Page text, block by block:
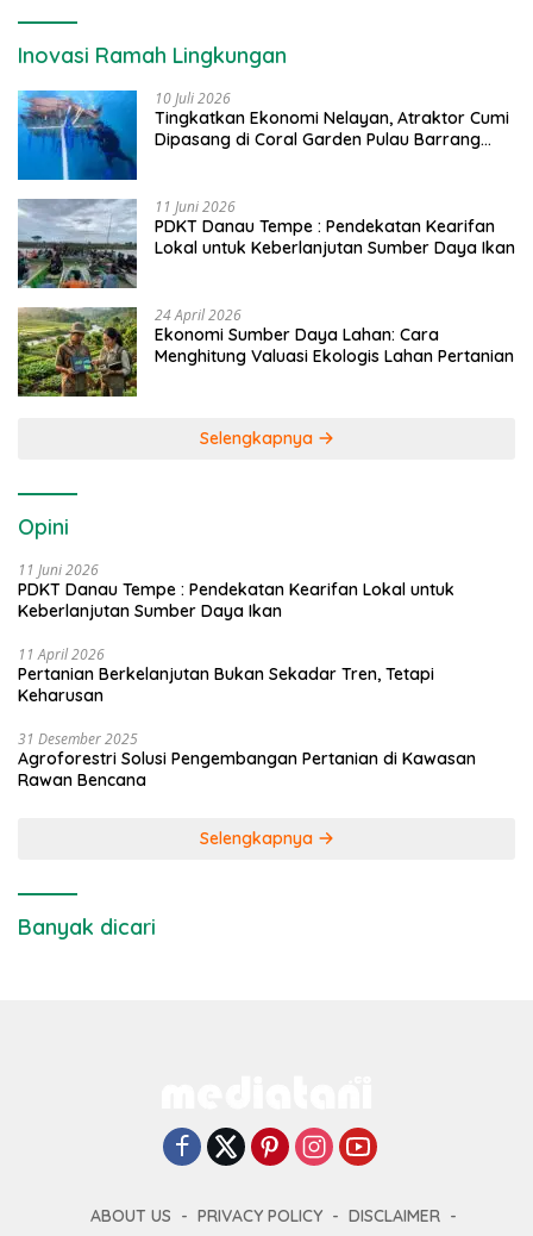
Inovasi Ramah Lingkungan
10 Juli 2026
Tingkatkan Ekonomi Nelayan, Atraktor Cumi
Dipasang di Coral Garden Pulau Barrang
11 Juni 2026
PDKT Danau Tempe : Pendekatan Kearifan
Lokal untuk Keberlanjutan Sumber Daya Ikan
24 April 2026
Ekonomi Sumber Daya Lahan: Cara
Menghitung Valuasi Ekologis Lahan Pertanian
Selengkapnya
Opini
11 Juni 2026
PDKT Danau Tempe : Pendekatan Kearifan Lokal untuk
Keberlanjutan Sumber Daya Ikan
11 April 2026
Pertanian Berkelanjutan Bukan Sekadar Tren, Tetapi
Keharusan
31 Desember 2025
Agroforestri Solusi Pengembangan Pertanian di Kawasan
Rawan Bencana
Selengkapnya
Banyak dicari
ABOUT US PRIVACY POLICY
DISCLAIMER